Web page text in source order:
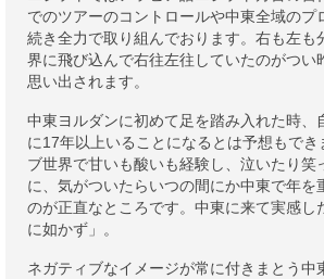
でのツアーのコントロールや中東全域のプ
続き全力で取り組んでおります。右も左も
界に飛び込んで右往左往していたのがつい
思い出されます。
中東ヨルダンに初めて足を踏み入れた時、
に17年以上いることになるとは予想もでき
ブ世界で甘いも酸いも経験し、泣いたり笑
に、気がついたらいつの間にか中東で年
のが正直なところです。中東に来て実感し
に如かず」。
ネガティブなイメージが常に付きまとう中